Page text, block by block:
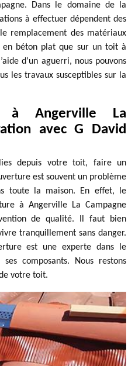
Dans le domaine de la
à effectuer dépendent des
remplacement des matériaux
en béton plat que sur un toit à
d’un aguerri, nous pouvons
les travaux susceptibles sur la
à Angerville La
avec G David
depuis votre toit, faire un
est souvent un problème
toute la maison. En effet, le
à Angerville La Campagne
de qualité. Il faut bien
tranquillement sans danger.
est une experte dans le
composants. Nous restons
votre toit.